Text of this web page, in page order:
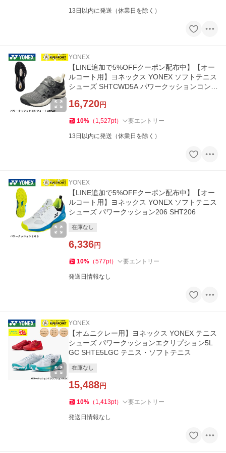
13日以内に発送（休業日を除く）
YONEX
【LINE追加で5%OFFクーポン配布中】【オー
ルコート用】ヨネックス YONEX ソフトテニス
シューズ SHTCWD5A パワークッションコンフ
16,720円
10% （ 1,527pt） 要エントリー
13日以内に発送（休業日を除く）
YONEX
【LINE追加で5%OFFクーポン配布中】【オー
ルコート用】ヨネックス YONEX ソフトテニス
シューズ パワークッション206 SHT206
在庫なし
6,336円
10% （577pt） 要エントリー
発送日情報なし
YONEX
【オムニクレー用】ヨネックス YONEX テニス
シューズ パワークッションエクリプション5L
GC SHTE5LGC テニス・ソフトテニス
在庫なし
15,488円
10% （ 1,413pt） 要エントリー
発送日情報なし